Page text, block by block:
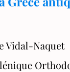
Vidal-Naquet